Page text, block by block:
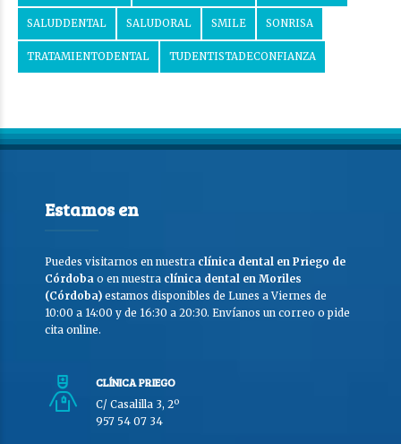
SALUDDENTAL SALUDORAL SMILE SONRISA
TRATAMIENTODENTAL TUDENTISTADECONFIANZA
Estamos en
Puedes visitarnos en nuestra clínica dental en Priego de
Córdoba o en nuestra clínica dental en Moriles
(Córdoba) estamos disponibles de Lunes a Viernes de
10:00 a 14:00 y de 16:30 a 20:30. Envíanos un correo o pide
cita online.
CLÍNICA PRIEGO
C/ Casalilla 3, 2º
957 54 07 34